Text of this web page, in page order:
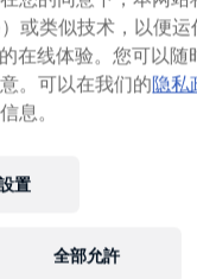
或类似技术，以便运
在线体验。您可以随
。可以在我们的隐私
息。
置
全部允許